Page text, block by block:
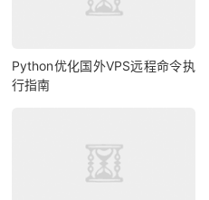
Python优化国外VPS远程命令执
行指南